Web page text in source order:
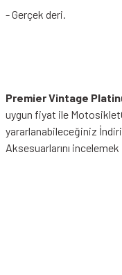
- Gerçek deri.
Premier Vintage
uygun fiyat ile
yararlanabileceğiniz
Aksesuarlarını incelemek